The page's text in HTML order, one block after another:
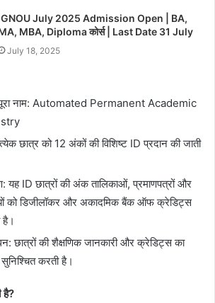
July 2025 Admission Open | BA,
MBA, Diploma कोर्स | Last Date 31 July
July 18, 2025
नाम: Automated Permanent Academic
छात्र को 12 अंकों की विशिष्ट ID प्रदान की जाती
यह ID छात्रों की अंक तालिकाओं, प्रमाणपत्रों और
को डिजीलॉकर और अकादमिक बैंक ऑफ क्रेडिट्स
छात्रों की शैक्षणिक जानकारी और क्रेडिट्स का
करती है।
है?